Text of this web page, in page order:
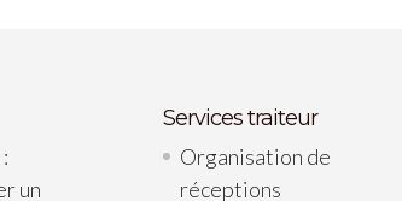
un
Services traiteur
Organisation de
réceptions